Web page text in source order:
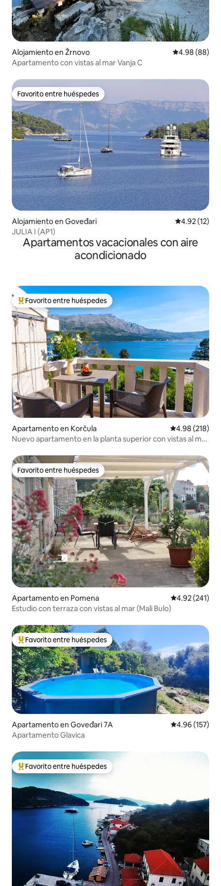
Alojamiento en Žrnovo Calificación
4.98 (88)
Apartamento con vistas al mar Vanja C
Favorito entre huéspedes
Favorito entre huéspedes
Alojamiento en Goveđari Calificación
4.92 (12)
JULIA I (AP1)
Apartamentos vacacionales con aire
acondicionado
Favorito entre huéspedes preferido
Favorito entre huéspedes
Apartamento en Korčula Calificación
4.98 (218)
Nuevo apartamento en la planta superior con vistas al mar
Favorito entre huéspedes
Favorito entre huéspedes
Apartamento en Pomena Calificación
4.92 (241)
Estudio con terraza con vistas al mar (Mali Bulo)
Favorito entre huéspedes preferido
Favorito entre huéspedes
Apartamento en Goveđari 7A Calificación
4.96 (157)
Apartamento Glavica
Favorito entre huéspedes preferido
Favorito entre huéspedes